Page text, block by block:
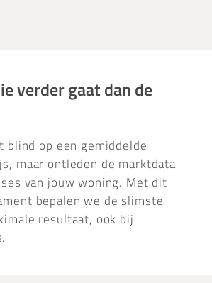
verder gaat dan de
blind op een gemiddelde
maar ontleden de marktdata
van jouw woning. Met dit
bepalen we de slimste
resultaat, ook bij